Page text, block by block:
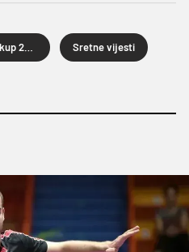
Sretne vijesti